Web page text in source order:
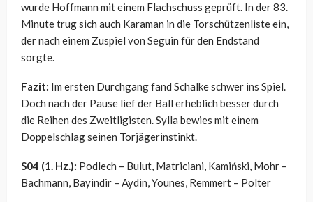
wurde Hoffmann mit einem Flachschuss geprüft. In der 83.
Minute trug sich auch Karaman in die Torschützenliste ein,
der nach einem Zuspiel von Seguin für den Endstand
sorgte.
Fazit: Im ersten Durchgang fand Schalke schwer ins Spiel.
Doch nach der Pause lief der Ball erheblich besser durch
die Reihen des Zweitligisten. Sylla bewies mit einem
Doppelschlag seinen Torjägerinstinkt.
S04 (1. Hz.): Podlech – Bulut, Matriciani, Kamiński, Mohr –
Bachmann, Bayindir – Aydin, Younes, Remmert – Polter